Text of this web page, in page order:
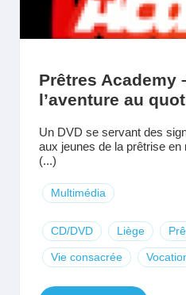
Prêtres Academy
l’aventure au
Un DVD se servant des
aux jeunes de la prêtrise en
(...)
Multimédia
CD/DVD Liège
Vie consacrée